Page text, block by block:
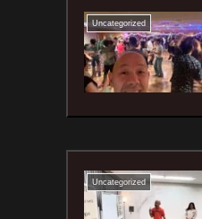
Uncategorized
Uncategorized